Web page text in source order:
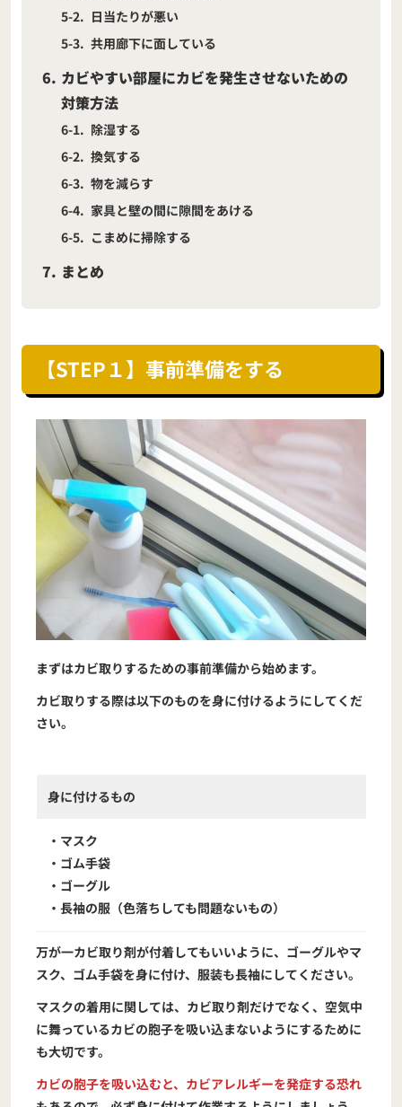
5-2
日当たりが悪い
5-3 共用廊下に面している
6 カビやすい部屋にカビを発生させないための
対策方法
6-1
除湿する
6-2 換気する
6-3 物を減らす
6-4
家具と壁の間に隙間をあける
6-5
こまめに掃除する
7 まとめ
【STEP１】事前準備をする
まずはカビ取りするための事前準備から始めます。
カビ取りする際は以下のものを身に付けるようにしてくだ
さい。
身に付けるもの
・マスク
・ゴム手袋
・ゴーグル
・長袖の服（色落ちしても問題ないもの）
万が一カビ取り剤が付着してもいいように、ゴーグルやマ
スク、ゴム手袋を身に付け、服装も長袖にしてください。
マスクの着用に関しては、カビ取り剤だけでなく、空気中
に舞っているカビの胞子を吸い込まないようにするために
も大切です。
カビの胞子を吸い込むと、カビアレルギーを発症する恐れ